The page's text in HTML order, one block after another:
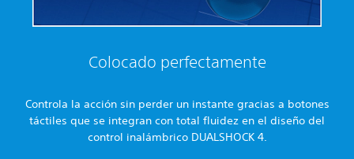
Colocado perfectamente
Controla la acción sin perder un instante gracias a botones
táctiles que se integran con total fluidez en el diseño del
control inalámbrico DUALSHOCK 4.